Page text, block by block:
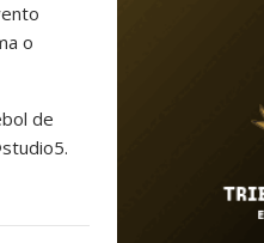
o
de